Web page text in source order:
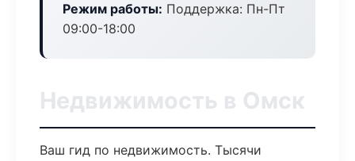
Режим работы: Поддержка: Пн-Пт
09:00-18:00
Недвижимость в Омск
Ваш гид по недвижимость. Тысячи